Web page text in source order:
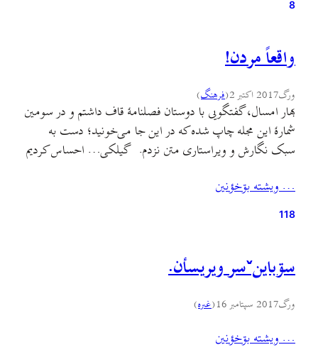
8
واقعاً مردن!
ورگ2017 اکتبر 2 (فرهنگ)
بهار امسال، گفتگويى با دوستان فصلنامهٔ قاف داشتم و در سومین
شمارهٔ اين مجله چاپ شده که در این جا می‌خونید؛ دست به
سبک نگارش و ویراستاری متن نزدم. گیلکی… احساس کردیم
مغزمان و پشت ویترین شبکه‌ی استانی. اما ما نمی‌خواستیم.
نمی‌خواستیم زبان گیلکی بمیرد.…
… ويشته بۊخؤنين
118
سۊباینˇسر ویریسأن.
ورگ2017 سپتامبر 16 (غىره)
… ويشته بۊخؤنين